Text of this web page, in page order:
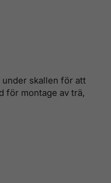
skallen för att
för montage av trä,